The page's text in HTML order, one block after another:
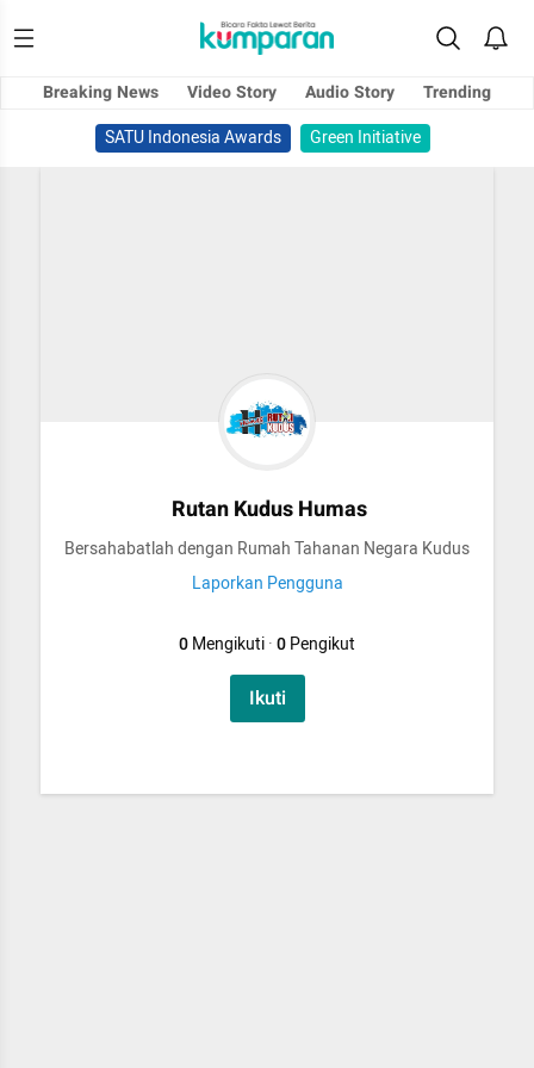
Breaking News Video Story Audio Story
Trending
SATU Indonesia Awards
Green Initiative
Rutan Kudus Humas
Bersahabatlah dengan Rumah Tahanan Negara Kudus
Laporkan Pengguna
0Mengikuti·0Pengikut
Ikuti